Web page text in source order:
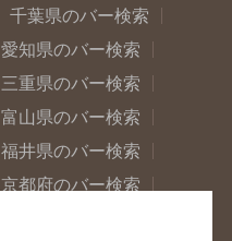
千葉県のバー検索
愛知県のバー検索
三重県のバー検索
富山県のバー検索
福井県のバー検索
京都府のバー検索